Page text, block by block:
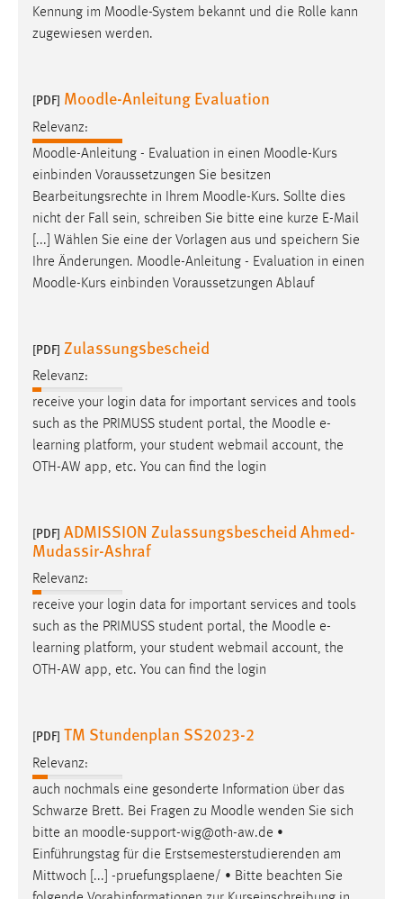
Kennung im Moodle-System bekannt und die Rolle kann
zugewiesen werden.
[PDF] Moodle-Anleitung Evaluation
Relevanz:
Moodle-Anleitung - Evaluation in einen Moodle-Kurs
einbinden Voraussetzungen Sie besitzen
Bearbeitungsrechte in Ihrem Moodle-Kurs. Sollte dies
nicht der Fall sein, schreiben Sie bitte eine kurze E-Mail
[...] Wählen Sie eine der Vorlagen aus und speichern Sie
Ihre Änderungen. Moodle-Anleitung - Evaluation in einen
Moodle-Kurs einbinden Voraussetzungen Ablauf
[PDF] Zulassungsbescheid
Relevanz:
receive your login data for important services and tools
such as the PRIMUSS student portal, the Moodle e-
learning platform, your student webmail account, the
OTH-AW app, etc. You can find the login
[PDF] ADMISSION Zulassungsbescheid Ahmed-
Mudassir-Ashraf
Relevanz:
receive your login data for important services and tools
such as the PRIMUSS student portal, the Moodle e-
learning platform, your student webmail account, the
OTH-AW app, etc. You can find the login
[PDF] TM Stundenplan SS2023-2
Relevanz:
auch nochmals eine gesonderte Information über das
Schwarze Brett. Bei Fragen zu Moodle wenden Sie sich
bitte an moodle-support-wig@oth-aw.de •
Einführungstag für die Erstsemesterstudierenden am
Mittwoch [...] -pruefungsplaene/ • Bitte beachten Sie
Login
Zweck:
Dieser Cookie ist notwendig um sich an der Website
einloggen zu können.
Cookie Laufzeit:
24 Stunden
STATISTIK
unsere Besucher unsere Website nutzen.
Matomo
Name:
_pk_ref, _pk_cvar, _pk_id, _pk_ses
Zweck:
Cookie Laufzeit:
Max. 13 Monate
MARKETING
Marketing Cookies werden von Drittanbietern
verwendet, um personalisierte Werbung anzuzeigen.
Google Ads
Name:
_gcl_au
Anbieter:
Google Ireland Limited